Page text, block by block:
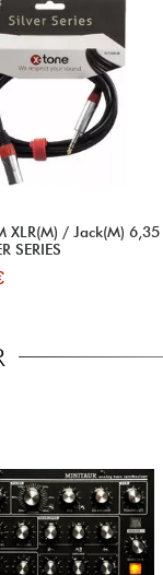
XLR(M) / Jack(M) 6,35
SERIES